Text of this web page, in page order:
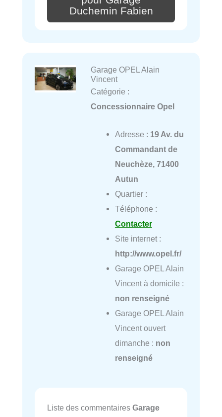
Duchemin Fabien
Garage OPEL Alain
Vincent
Catégorie :
Concessionnaire Opel
Adresse : 19 Av. du
Commandant de
Neuchèze, 71400
Autun
Quartier :
Téléphone :
Contacter
Site internet :
http://www.opel.fr/
Garage OPEL Alain
Vincent à domicile :
non renseigné
Garage OPEL Alain
Vincent ouvert
dimanche : non
renseigné
Liste des commentaires Garage